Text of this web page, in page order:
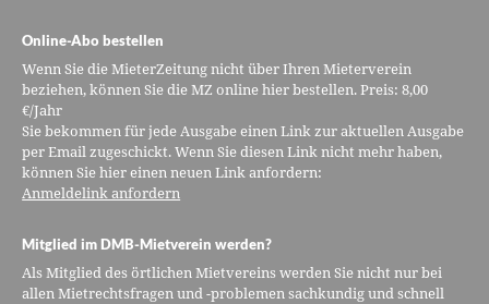
Online-Abo bestellen
Wenn Sie die MieterZeitung nicht über Ihren Mieterverein
beziehen, können Sie die MZ online hier bestellen. Preis: 8,00
€/Jahr
Sie bekommen für jede Ausgabe einen Link zur aktuellen Ausgabe
per Email zugeschickt. Wenn Sie diesen Link nicht mehr haben,
können Sie hier einen neuen Link anfordern:
Anmeldelink anfordern
Mitglied im DMB-Mietverein werden?
Als Mitglied des örtlichen Mietvereins werden Sie nicht nur bei
allen Mietrechtsfragen und -problemen sachkundig und schnell